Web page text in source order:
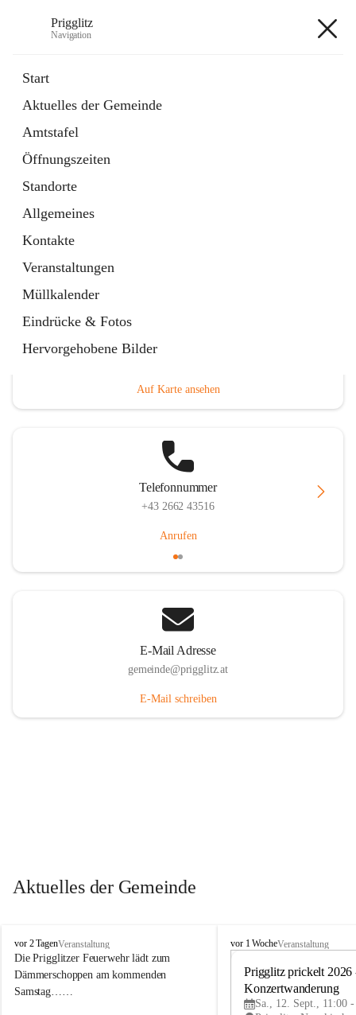
Prigglitz
Navigation
Start
Aktuelles der Gemeinde
Amtstafel
Öffnungszeiten
Standorte
Allgemeines
Kontakte
Veranstaltungen
Müllkalender
Eindrücke & Fotos
Hervorgehobene Bilder
Externe Webseite
in
Tab
Gemeindezeitung
Ordner
öffnet
in
neuem
Tab
Hauptadresse
Auf Karte ansehen
Telefonnummer
+43 2662 43516
Anrufen
E-Mail Adresse
gemeinde@prigglitz.at
E-Mail schreiben
Aktuelles der Gemeinde
P
r
i
g
vor 2 TagenVeranstaltung
Die Prigglitzer Feuerwehr lädt zum
Dämmerschoppen am kommenden
Samstag……
P
vor 1 WocheVeranstaltung
Prigglitz prickelt 2026
Konzertwanderung
Sa., 12. Sept., 11:00